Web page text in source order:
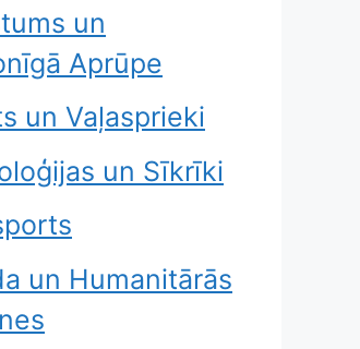
un
Aprūpe
un Vaļasprieki
un Sīkrīki
un Humanitārās